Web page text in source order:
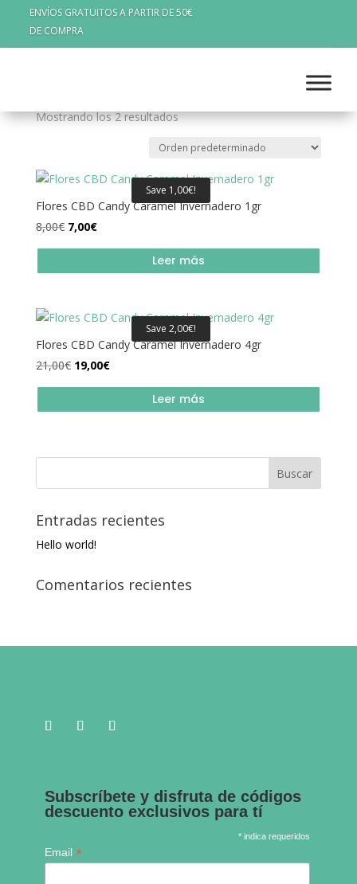
ENVÍOS GRATUITOS A PARTIR DE 50€
DE COMPRA
Mostrando los 2 resultados
Save 1,00€!
Flores CBD Candy Caramel Invernadero 1gr
8,00€ El
7,00€El
Leer más
Save 2,00€!
Flores CBD Candy Caramel Invernadero 4gr
21,00€ El
19,00€El
Leer más
Entradas recientes
Hello world!
Comentarios recientes
Subscríbete y disfruta de códigos
descuento exclusivos para tí
* indica requeridos
Email *